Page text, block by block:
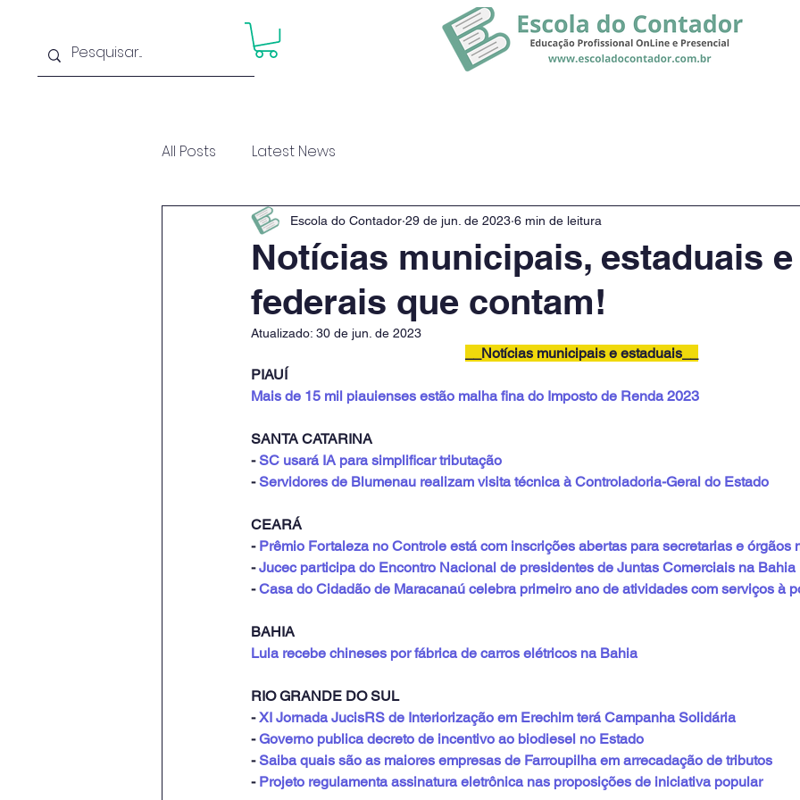
All Posts Latest News
Notícias municipais, estaduais e
federais que contam!
Escola do Contador 29 de jun. de 2023 6 min de leitura
Atualizado: 30 de jun. de 2023
__Notícias municipais e estaduais__
PIAUÍ
Mais de 15 mil piauienses estão malha fina do Imposto de Renda 2023
SANTA CATARINA
- SC usará IA para simplificar tributação
- Servidores de Blumenau realizam visita técnica à Controladoria-Geral do Estado
CEARÁ
- Prêmio Fortaleza no Controle está com inscrições abertas para secretarias e órgãos
- Jucec participa do Encontro Nacional de presidentes de Juntas Comerciais na Bahia
- Casa do Cidadão de Maracanaú celebra primeiro ano de atividades com serviços à
BAHIA
Lula recebe chineses por fábrica de carros elétricos na Bahia
RIO GRANDE DO SUL
- XI Jornada JucisRS de Interiorização em Erechim terá Campanha Solidária
- Governo publica decreto de incentivo ao biodiesel no Estado
- Saiba quais são as maiores empresas de Farroupilha em arrecadação de tributos
- Projeto regulamenta assinatura eletrônica nas proposições de iniciativa popular